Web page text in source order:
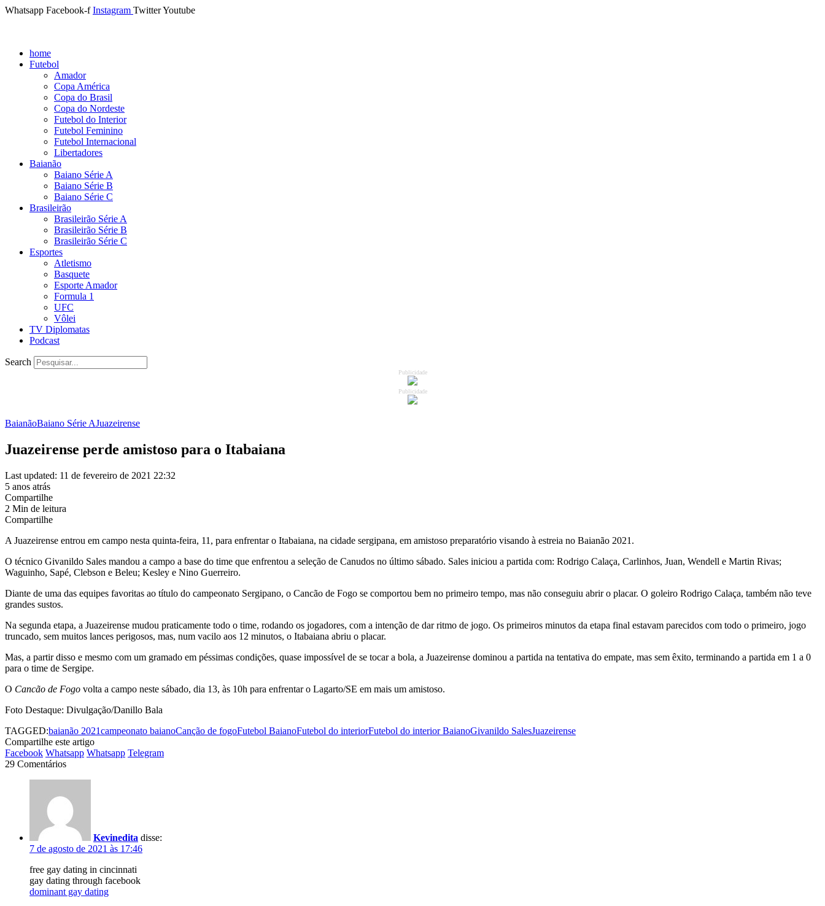
Whatsapp Facebook-f Instagram TwitterYoutube
home
Futebol
Amador
Copa América
Copa do Brasil
Copa do Nordeste
Futebol do Interior
Futebol Feminino
Futebol Internacional
Libertadores
Baianão
Baiano Série A
Baiano Série B
Baiano Série C
Brasileirão
Brasileirão Série A
Brasileirão Série B
Brasileirão Série C
Esportes
Atletismo
Basquete
Esporte Amador
Formula 1
UFC
Vôlei
TV Diplomatas
Podcast
Search
Publicidade
Publicidade
BaianãoBaiano Série AJuazeirense
Juazeirense perde amistoso para o Itabaiana
Last updated: 11 de fevereiro de 2021 22:32
5 anos atrás
Compartilhe
2 Min de leitura
Compartilhe
A Juazeirense entrou em campo nesta quinta-feira, 11, para enfrentar o Itabaiana, na cidade sergipana, em amistoso preparatório visando à estreia no Baianão 2021.
O técnico Givanildo Sales mandou a campo a base do time que enfrentou a seleção de Canudos no último sábado. Sales iniciou a partida com: Rodrigo Calaça, Carlinhos, Juan, Wendell e Martin Rivas;
Waguinho, Sapé, Clebson e Beleu; Kesley e Nino Guerreiro.
Diante de uma das equipes favoritas ao título do campeonato Sergipano, o Cancão de Fogo se comportou bem no primeiro tempo, mas não conseguiu abrir o placar. O goleiro Rodrigo Calaça, também não teve
grandes sustos.
Na segunda etapa, a Juazeirense mudou praticamente todo o time, rodando os jogadores, com a intenção de dar ritmo de jogo. Os primeiros minutos da etapa final estavam parecidos com todo o primeiro, jogo
truncado, sem muitos lances perigosos, mas, num vacilo aos 12 minutos, o Itabaiana abriu o placar.
Mas, a partir disso e mesmo com um gramado em péssimas condições, quase impossível de se tocar a bola, a Juazeirense dominou a partida na tentativa do empate, mas sem êxito, terminando a partida em 1 a 0
para o time de Sergipe.
O Cancão de Fogo volta a campo neste sábado, dia 13, às 10h para enfrentar o Lagarto/SE em mais um amistoso.
Foto Destaque: Divulgação/Danillo Bala
TAGGED:baianão 2021campeonato baianoCanção de fogoFutebol BaianoFutebol do interiorFutebol do interior BaianoGivanildo SalesJuazeirense
Compartilhe este artigo
Facebook Whatsapp Whatsapp Telegram
29 Comentários
Kevinedita disse:
7 de agosto de 2021 às 17:46
free gay dating in cincinnati
gay dating through facebook
dominant gay dating